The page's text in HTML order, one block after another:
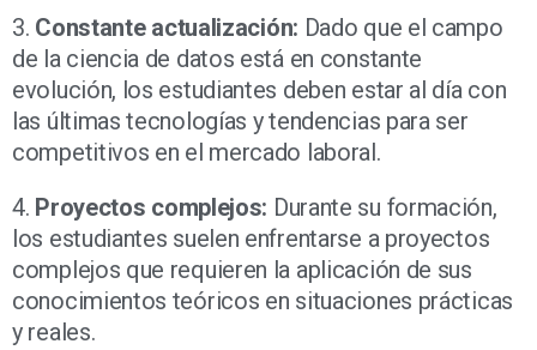
3. Constante actualización: Dado que el campo
de la ciencia de datos está en constante
evolución, los estudiantes deben estar al día con
las últimas tecnologías y tendencias para ser
competitivos en el mercado laboral.
4. Proyectos complejos: Durante su formación,
los estudiantes suelen enfrentarse a proyectos
complejos que requieren la aplicación de sus
conocimientos teóricos en situaciones prácticas
y reales.